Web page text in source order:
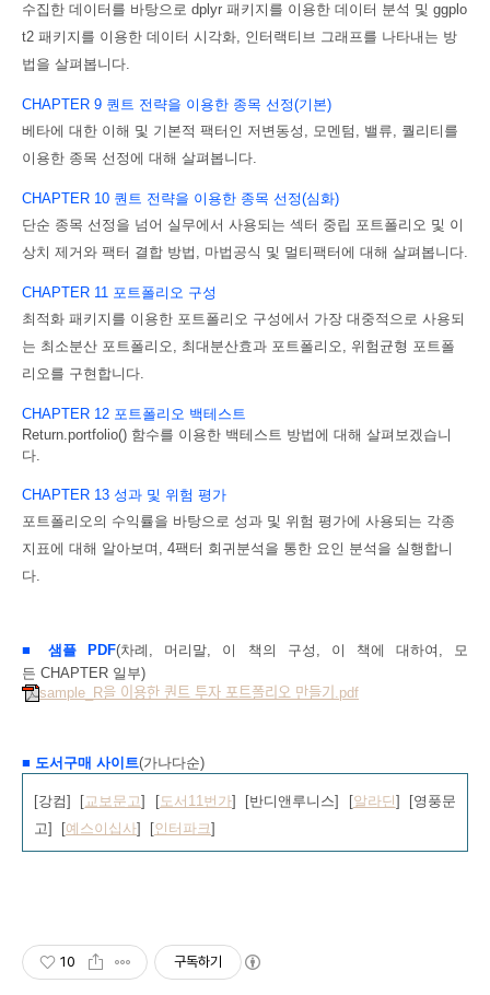
수집한 데이터를 바탕으로 dplyr 패키지를 이용한 데이터 분석 및 ggplo
t2 패키지를 이 용한 데이터 시각화, 인터랙티브 그래프를 나타내는 방
법을 살펴봅니다.
CHAPTER 9 퀀트 전략을 이용한 종목 선정(기본)
베타에 대한 이해 및 기본적 팩터인 저변동성 , 모멘텀 , 밸류, 퀄리티를
이용한 종목 선 정에 대해 살펴봅니다.
CHAPTER 10 퀀트 전략을 이용한 종목 선정(심화)
단순 종목 선정을 넘어 실무에서 사용되는 섹터 중립 포트폴리오 및 이
상치 제거와 팩 터 결합 방법 , 마법공식 및 멀티팩터에 대해 살펴봅니다.
CHAPTER 11 포트폴리오 구성
최적화 패키지를 이용한 포트폴리오 구성에서 가장 대중적으로 사용되
는 최소분산 포트폴리오, 최대분산효과 포트폴리오, 위험균형 포트폴
리오를 구현합니다.
CHAPTER 12 포트폴리오 백테스트
Return.portfolio() 함수를 이용한 백테스트 방법에 대해 살펴보겠습니
다.
CHAPTER 13 성과 및 위험 평가
포트폴리오의 수익률을 바탕으로 성과 및 위험 평가에 사용되는 각종
지표에 대해 알아보며 , 4팩터 회귀분석을 통한 요인 분석을 실행합니
다.
■샘플 PDF(차례, 머리말, 이 책의 구성, 이 책에 대하여, 모
든 CHAPTER 일부)
sample_R을 이용한 퀀트 투자 포트폴리오 만들기.pdf
■ 도서구매 사이트(가나다순)
[강컴] [교보문고] [도서11번가] [반디앤루니스] [알라딘] [영풍문
고] [예스이십사] [인터파크]
10 구독하기